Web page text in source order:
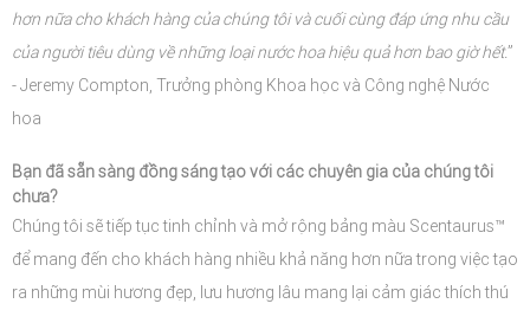
hơn nữa cho khách hàng của chúng tôi và cuối cùng đáp ứng nhu cầu
của người tiêu dùng về những loại nước hoa hiệu quả hơn bao giờ hết.”
-Jeremy Compton, Trưởng phòng Khoa học và Công nghệ Nước
hoa
Bạn đã sẵn sàng đồng sáng tạo với các chuyên gia của chúng tôi
chưa?
Chúng tôi sẽ tiếp tục tinh chỉnh và mở rộng bảng màu Scentaurus™
để mang đến cho khách hàng nhiều khả năng hơn nữa trong việc tạo
ra những mùi hương đẹp, lưu hương lâu mang lại cảm giác thích thú